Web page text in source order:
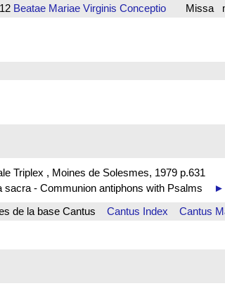
Beatae Mariae Virginis Conceptio
Missa
Triplex , Moines de Solesmes, 1979 p.631
sacra - Communion antiphons with Psalms
►
de la base Cantus Cantus Index
Cantus